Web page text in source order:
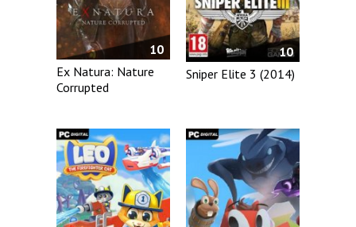
10
Ex Natura: Nature
Corrupted
10
Sniper Elite 3 (2014)